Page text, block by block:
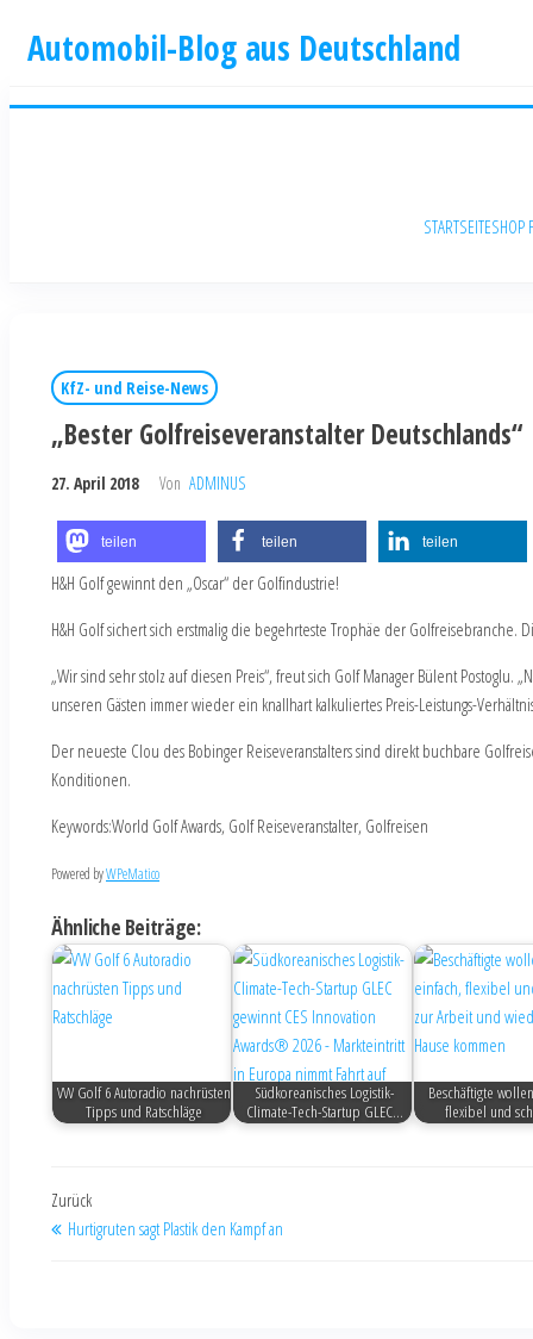
Automobil-Blog aus Deutschland
STARTSEITESHOP
KfZ- und Reise-News
„Bester Golfreiseveranstalter Deutschlands“
27. April 2018 Von ADMINUS
teilen teilen teilen
H&H Golf gewinnt den „Oscar“ der Golfindustrie!
H&H Golf sichert sich erstmalig die begehrteste Trophäe der
„Wir sind sehr stolz auf diesen Preis“, freut sich Golf Manager Bülent
unseren Gästen immer wieder ein knallhart kalkuliertes Preis-Leistungs-
Der neueste Clou des Bobinger Reiseveranstalters sind direkt buchbare
Konditionen.
Keywords:World Golf Awards, Golf Reiseveranstalter, Golfreisen
Powered byWPeMatico
Ähnliche Beiträge:
VW Golf 6 Autoradio nachrüsten
Tipps und Ratschläge
Südkoreanisches Logistik-
Climate-Tech-Startup GLEC…
Beschäftigte
flexibel und
Zurück
Hurtigruten sagt Plastik den Kampf an